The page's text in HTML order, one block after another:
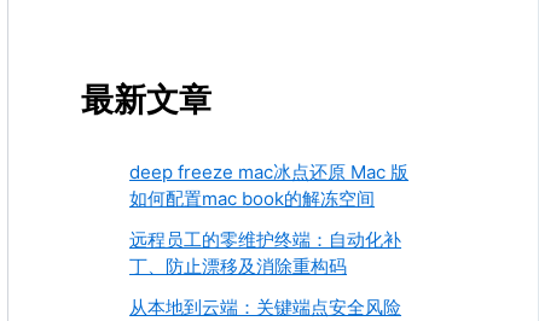
最新文章
deep freeze mac冰点还原 Mac 版
如何配置mac book的解冻空间
远程员工的零维护终端：自动化补
丁、防止漂移及消除重构码
从本地到云端：关键端点安全风险